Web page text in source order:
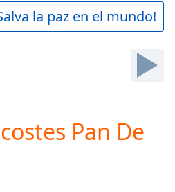
la paz en el mundo!
Pan De